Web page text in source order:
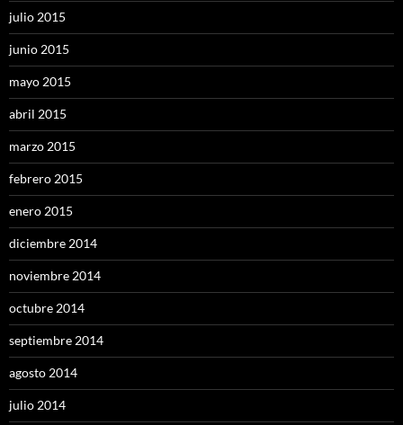
julio 2015
junio 2015
mayo 2015
abril 2015
marzo 2015
febrero 2015
enero 2015
diciembre 2014
noviembre 2014
octubre 2014
septiembre 2014
agosto 2014
julio 2014